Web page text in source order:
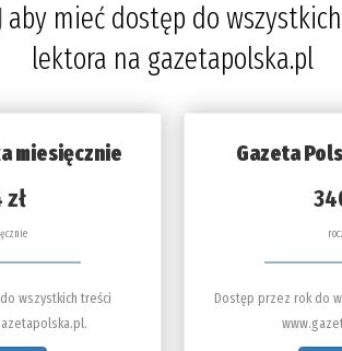
aby mieć dostęp do
lektora na gazetapolska.pl
miesięcznie
zł
wszystkich treści
Gazeta
Dostęp przez rok do